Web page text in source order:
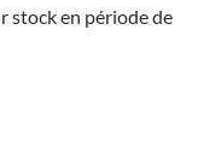
stock en période de